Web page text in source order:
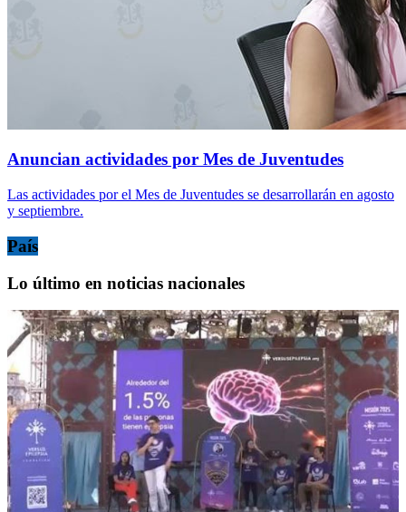
Anuncian actividades por Mes de Juventudes
Las actividades por el Mes de Juventudes se desarrollarán en agosto
y septiembre.
País
Lo último en noticias nacionales